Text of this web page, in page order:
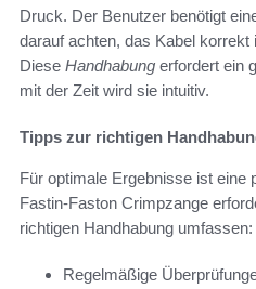
Druck. Der Benutzer benötigt
darauf achten, das Kabel korrekt
Diese Handhabung erfordert ein
mit der Zeit wird sie intuitiv.
Tipps zur richtigen
Für optimale Ergebnisse ist eine
Fastin-Faston Crimpzange
richtigen Handhabung umfassen:
Regelmäßige